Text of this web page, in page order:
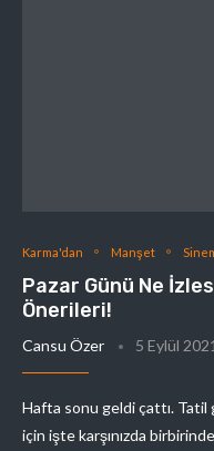
Karma'dan Manşet
Pazar Günü Ne
Önerileri!
Cansu Özer 5 Eylül 2021
Hafta sonu geldi çattı.
için işte karşınızda